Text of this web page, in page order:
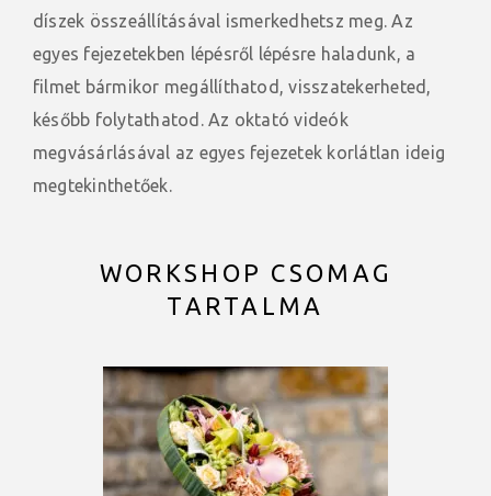
díszek összeállításával ismerkedhetsz meg. Az
egyes fejezetekben lépésről lépésre haladunk, a
filmet bármikor megállíthatod, visszatekerheted,
később folytathatod. Az oktató videók
megvásárlásával az egyes fejezetek korlátlan ideig
megtekinthetőek.
WORKSHOP CSOMAG
TARTALMA